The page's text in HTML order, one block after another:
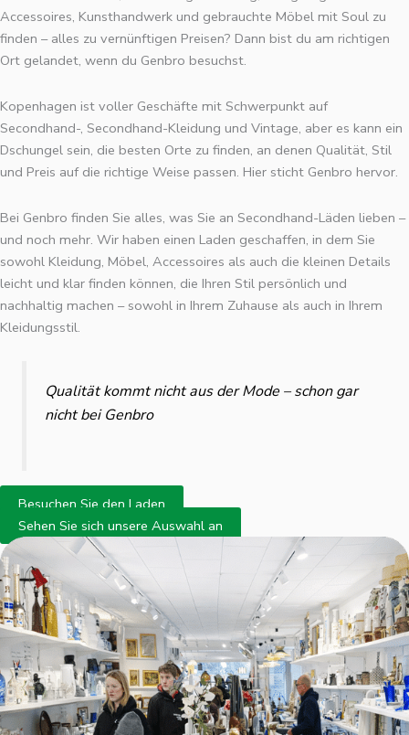
Accessoires, Kunsthandwerk und gebrauchte Möbel mit Soul zu
finden – alles zu vernünftigen Preisen? Dann bist du am richtigen
Ort gelandet, wenn du Genbro besuchst.
Kopenhagen ist voller Geschäfte mit Schwerpunkt auf
Secondhand-, Secondhand-Kleidung und Vintage, aber es kann ein
Dschungel sein, die besten Orte zu finden, an denen Qualität, Stil
und Preis auf die richtige Weise passen. Hier sticht Genbro hervor.
Bei Genbro finden Sie alles, was Sie an Secondhand-Läden lieben –
und noch mehr. Wir haben einen Laden geschaffen, in dem Sie
sowohl Kleidung, Möbel, Accessoires als auch die kleinen Details
leicht und klar finden können, die Ihren Stil persönlich und
nachhaltig machen – sowohl in Ihrem Zuhause als auch in Ihrem
Kleidungsstil.
Qualität kommt nicht aus der Mode – schon gar
nicht bei Genbro
Besuchen Sie den Laden
Sehen Sie sich unsere Auswahl an